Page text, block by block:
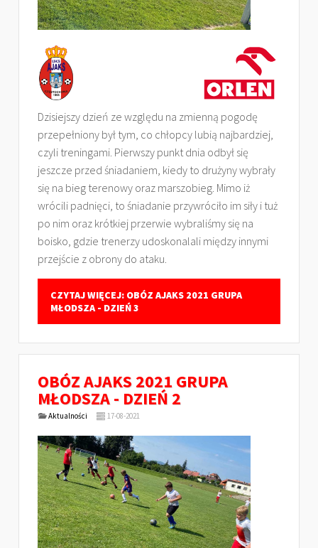
Dzisiejszy dzień ze względu na zmienną pogodę
przepełniony był tym, co chłopcy lubią najbardziej,
czyli treningami. Pierwszy punkt dnia odbył się
jeszcze przed śniadaniem, kiedy to drużyny wybrały
się na bieg terenowy oraz marszobieg. Mimo iż
wrócili padnięci, to śniadanie przywróciło im siły i tuż
po nim oraz krótkiej przerwie wybraliśmy się na
boisko, gdzie trenerzy udoskonalali między innymi
przejście z obrony do ataku.
CZYTAJ WIĘCEJ: OBÓZ AJAKS 2021 GRUPA
MŁODSZA - DZIEŃ 3
OBÓZ AJAKS 2021 GRUPA
MŁODSZA - DZIEŃ 2
Aktualności 17-08-2021